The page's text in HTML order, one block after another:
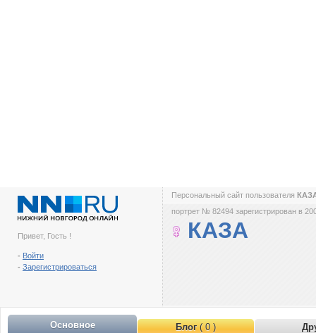
Привет, Гость !
- Войти
- Зарегистрироваться
Персональный сайт пользователя
портрет № 82494 зарегистрирован в
КАЗА
Основное Блог( 0 )